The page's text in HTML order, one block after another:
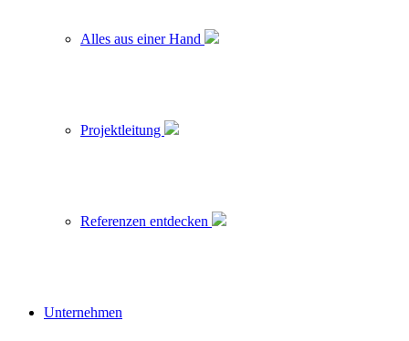
Alles aus einer Hand
Projektleitung
Referenzen entdecken
Unternehmen